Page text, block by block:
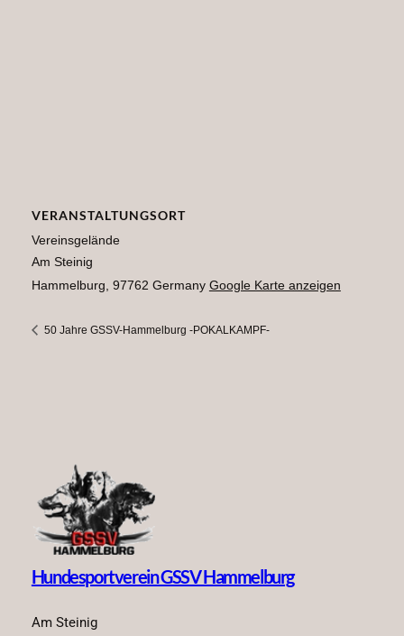
VERANSTALTUNGSORT
Vereinsgelände
Am Steinig
Hammelburg 97762 Germany Google Karte anzeigen
50 Jahre GSSV-Hammelburg -POKALKAMPF-
Hundesportverein GSSV Hammelburg
Am Steinig